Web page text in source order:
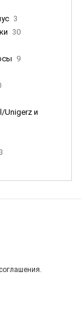
3
30
9
Unigerz и
3